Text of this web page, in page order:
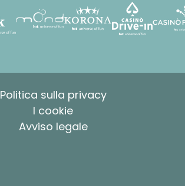
Politica sulla privacy
I cookie
Avviso legale